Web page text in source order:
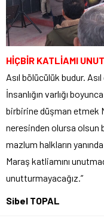
HİÇBİR KATLİAMI
Asıl bölücülük budur.
İnsanlığın varlığı
birbirine düşman etmek
neresinden olursa olsun
mazlum halkların
Maraş katliamını
unutturmayacağız.”
Sibel TOPAL